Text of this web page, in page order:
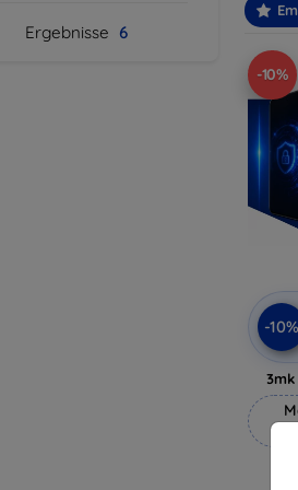
Ergebnisse 6
-10%
-10%